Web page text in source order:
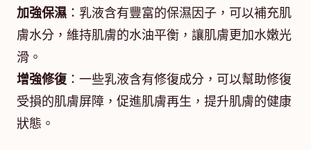
加強保濕 ：乳液含有豐富的保濕因子，可以補充肌
膚水分，維持肌膚的水油平衡，讓肌膚更加水嫩光
滑。
增強修復：一些乳液含有修復成分，可以幫助修復
受損的肌膚屏障，促進肌膚再生，提升肌膚的健康
狀態。